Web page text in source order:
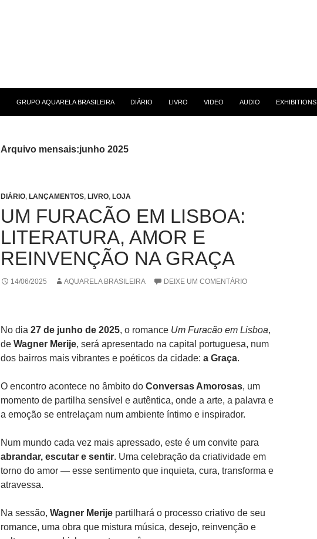
GRUPO AQUARELA BRASILEIRA
DIÁRIO LIVRO VIDEO AUDIO EXHIBITIONS
Arquivo mensais:junho 2025
DIÁRIO, LANÇAMENTOS, LIVRO, LOJA
UM FURACÃO EM LISBOA:
LITERATURA, AMOR E
REINVENÇÃO NA GRAÇA
14/06/2025 AQUARELA BRASILEIRA DEIXE UM COMENTÁRIO
No dia 27 de junho de 2025, o romance Um Furacão em Lisboa,
de Wagner Merije, será apresentado na capital portuguesa, num
dos bairros mais vibrantes e poéticos da cidade: a Graça.
O encontro acontece no âmbito do Conversas Amorosas, um
momento de partilha sensível e autêntica, onde a arte, a palavra e
a emoção se entrelaçam num ambiente íntimo e inspirador.
Num mundo cada vez mais apressado, este é um convite para
abrandar, escutar e sentir. Uma celebração da criatividade em
torno do amor — esse sentimento que inquieta, cura, transforma e
atravessa.
Na sessão, Wagner Merije partilhará o processo criativo de seu
romance, uma obra que mistura música, desejo, reinvenção e